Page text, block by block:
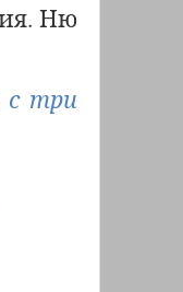
Ню
с три